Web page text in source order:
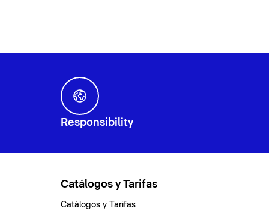
Responsibility
Catálogos y Tarifas
Catálogos y Tarifas